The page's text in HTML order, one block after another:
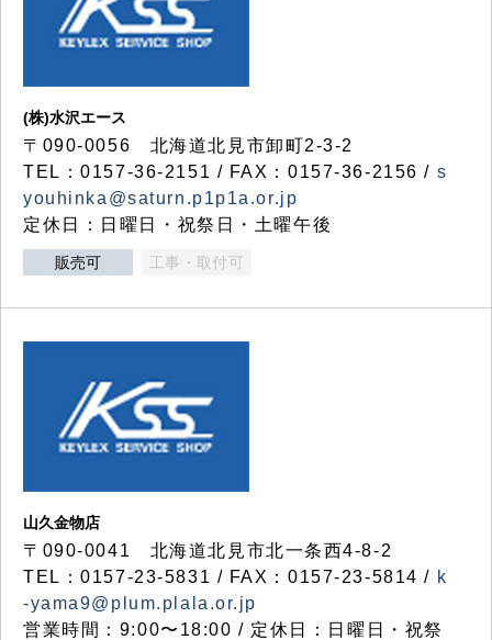
(株)水沢エース
〒090-0056 北海道北見市卸町2-3-2
TEL：0157-36-2151 / FAX：0157-36-2156 / s
youhinka@saturn.p1p1a.or.jp
定休日：日曜日・祝祭日・土曜午後
販売可 工事・取付可
山久金物店
〒090-0041 北海道北見市北一条西4-8-2
TEL：0157-23-5831 / FAX：0157-23-5814 / k
-yama9@plum.plala.or.jp
営業時間：9:00〜18:00 / 定休日：日曜日・祝祭